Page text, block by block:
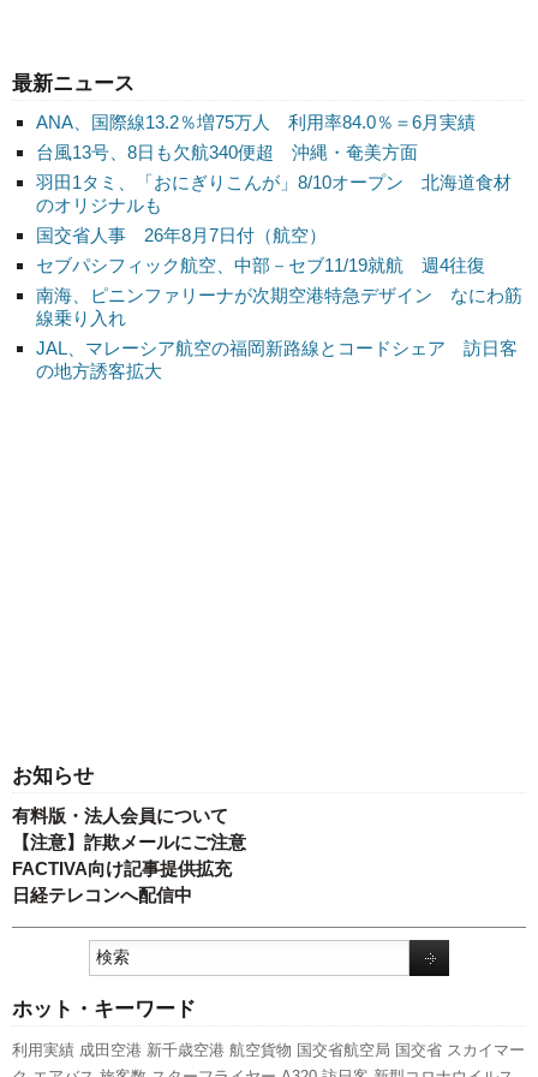
最新ニュース
ANA、国際線13.2％増75万人 利用率84.0％＝6月実績
台風13号、8日も欠航340便超 沖縄・奄美方面
羽田1タミ、「おにぎりこんが」8/10オープン 北海道食材
のオリジナルも
国交省人事 26年8月7日付（航空）
セブパシフィック航空、中部－セブ11/19就航 週4往復
南海、ピニンファリーナが次期空港特急デザイン なにわ筋
線乗り入れ
JAL、マレーシア航空の福岡新路線とコードシェア 訪日客
の地方誘客拡大
お知らせ
有料版・法人会員について
【注意】詐欺メールにご注意
FACTIVA向け記事提供拡充
日経テレコンへ配信中
ホット・キーワード
利用実績 成田空港 新千歳空港 航空貨物 国交省航空局 国交省 スカイマー